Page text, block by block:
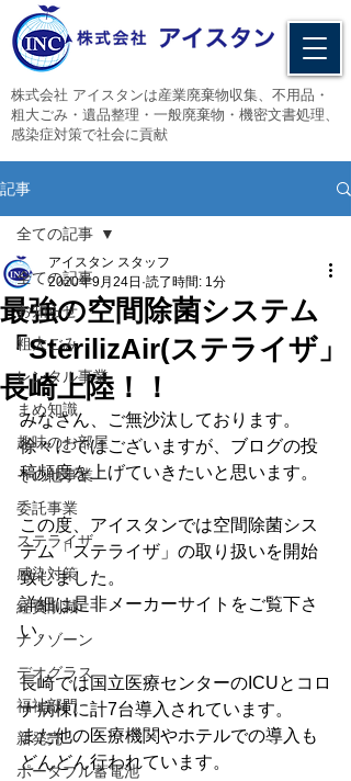
​株式会社 アイスタンは産業廃棄物収集、不用品・
粗大ごみ・遺品整理・一般廃棄物・機密文書処理、
感染症対策で社会に貢献
記事
全ての記事
お知らせ
粗大ごみ
レンタル事業
まめ知識
趣味のお部屋
その他事業
委託事業
ステライザ
感染対策
経費削減
ナノゾーン
デオグラス
福祉部門
新発売
ポータブル蓄電池
全ての記事
最強の空間除菌システム
「SterilizAir(ステライザ」
長崎上陸！！
アイスタン スタッフ
2020年9月24日 読了時間: 1分
みなさん、ご無沙汰しております。
徐々にではございますが、ブログの投
稿頻度を上げていきたいと思います。
この度、アイスタンでは空間除菌シス
テム「ステライザ」の取り扱いを開始
致しました。
詳細は是非メーカーサイトをご覧下さ
い。
長崎では国立医療センターのICUとコロ
ナ病棟に計7台導入されています。
また他の医療機関やホテルでの導入も
どんどん行われています。